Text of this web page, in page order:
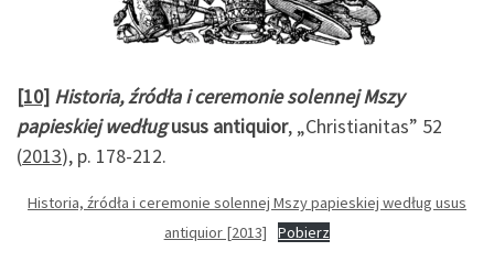
[10] Historia, źródła i ceremonie solennej Mszy
papieskiej wedługusus antiquior, „Christianitas” 52
(2013), p. 178-212.
Historia, źródła i ceremonie solennej Mszy papieskiej według usus
antiquior [2013]
Pobierz